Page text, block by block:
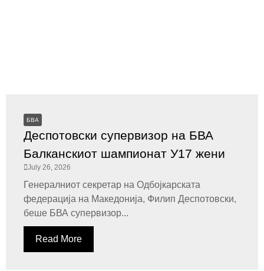
БВА
Деспотовски супервизор на БВА
Балканскиот шампионат У17 жени
July 26, 2026
Генералниот секретар на Одбојкарската
федерација на Македонија, Филип Деспотовски,
беше БВА супервизор...
Read More